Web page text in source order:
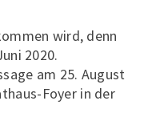
wird, denn
2020.
am 25. August
Foyer in der